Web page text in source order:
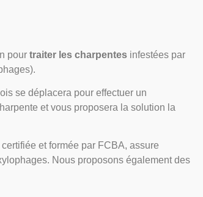
pour traiter les charpentes infestées par
se déplacera pour effectuer un
et vous proposera la solution la
et formée par FCBA, assure
Nous proposons également des